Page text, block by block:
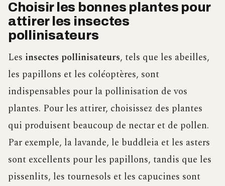
Choisir les bonnes plantes pour
attirer les insectes
pollinisateurs
Les insectes pollinisateurs, tels que les abeilles,
les papillons et les coléoptères, sont
indispensables pour la pollinisation de vos
plantes. Pour les attirer, choisissez des plantes
qui produisent beaucoup de nectar et de pollen.
Par exemple, la lavande, le buddleia et les asters
sont excellents pour les papillons, tandis que les
pissenlits, les tournesols et les capucines sont